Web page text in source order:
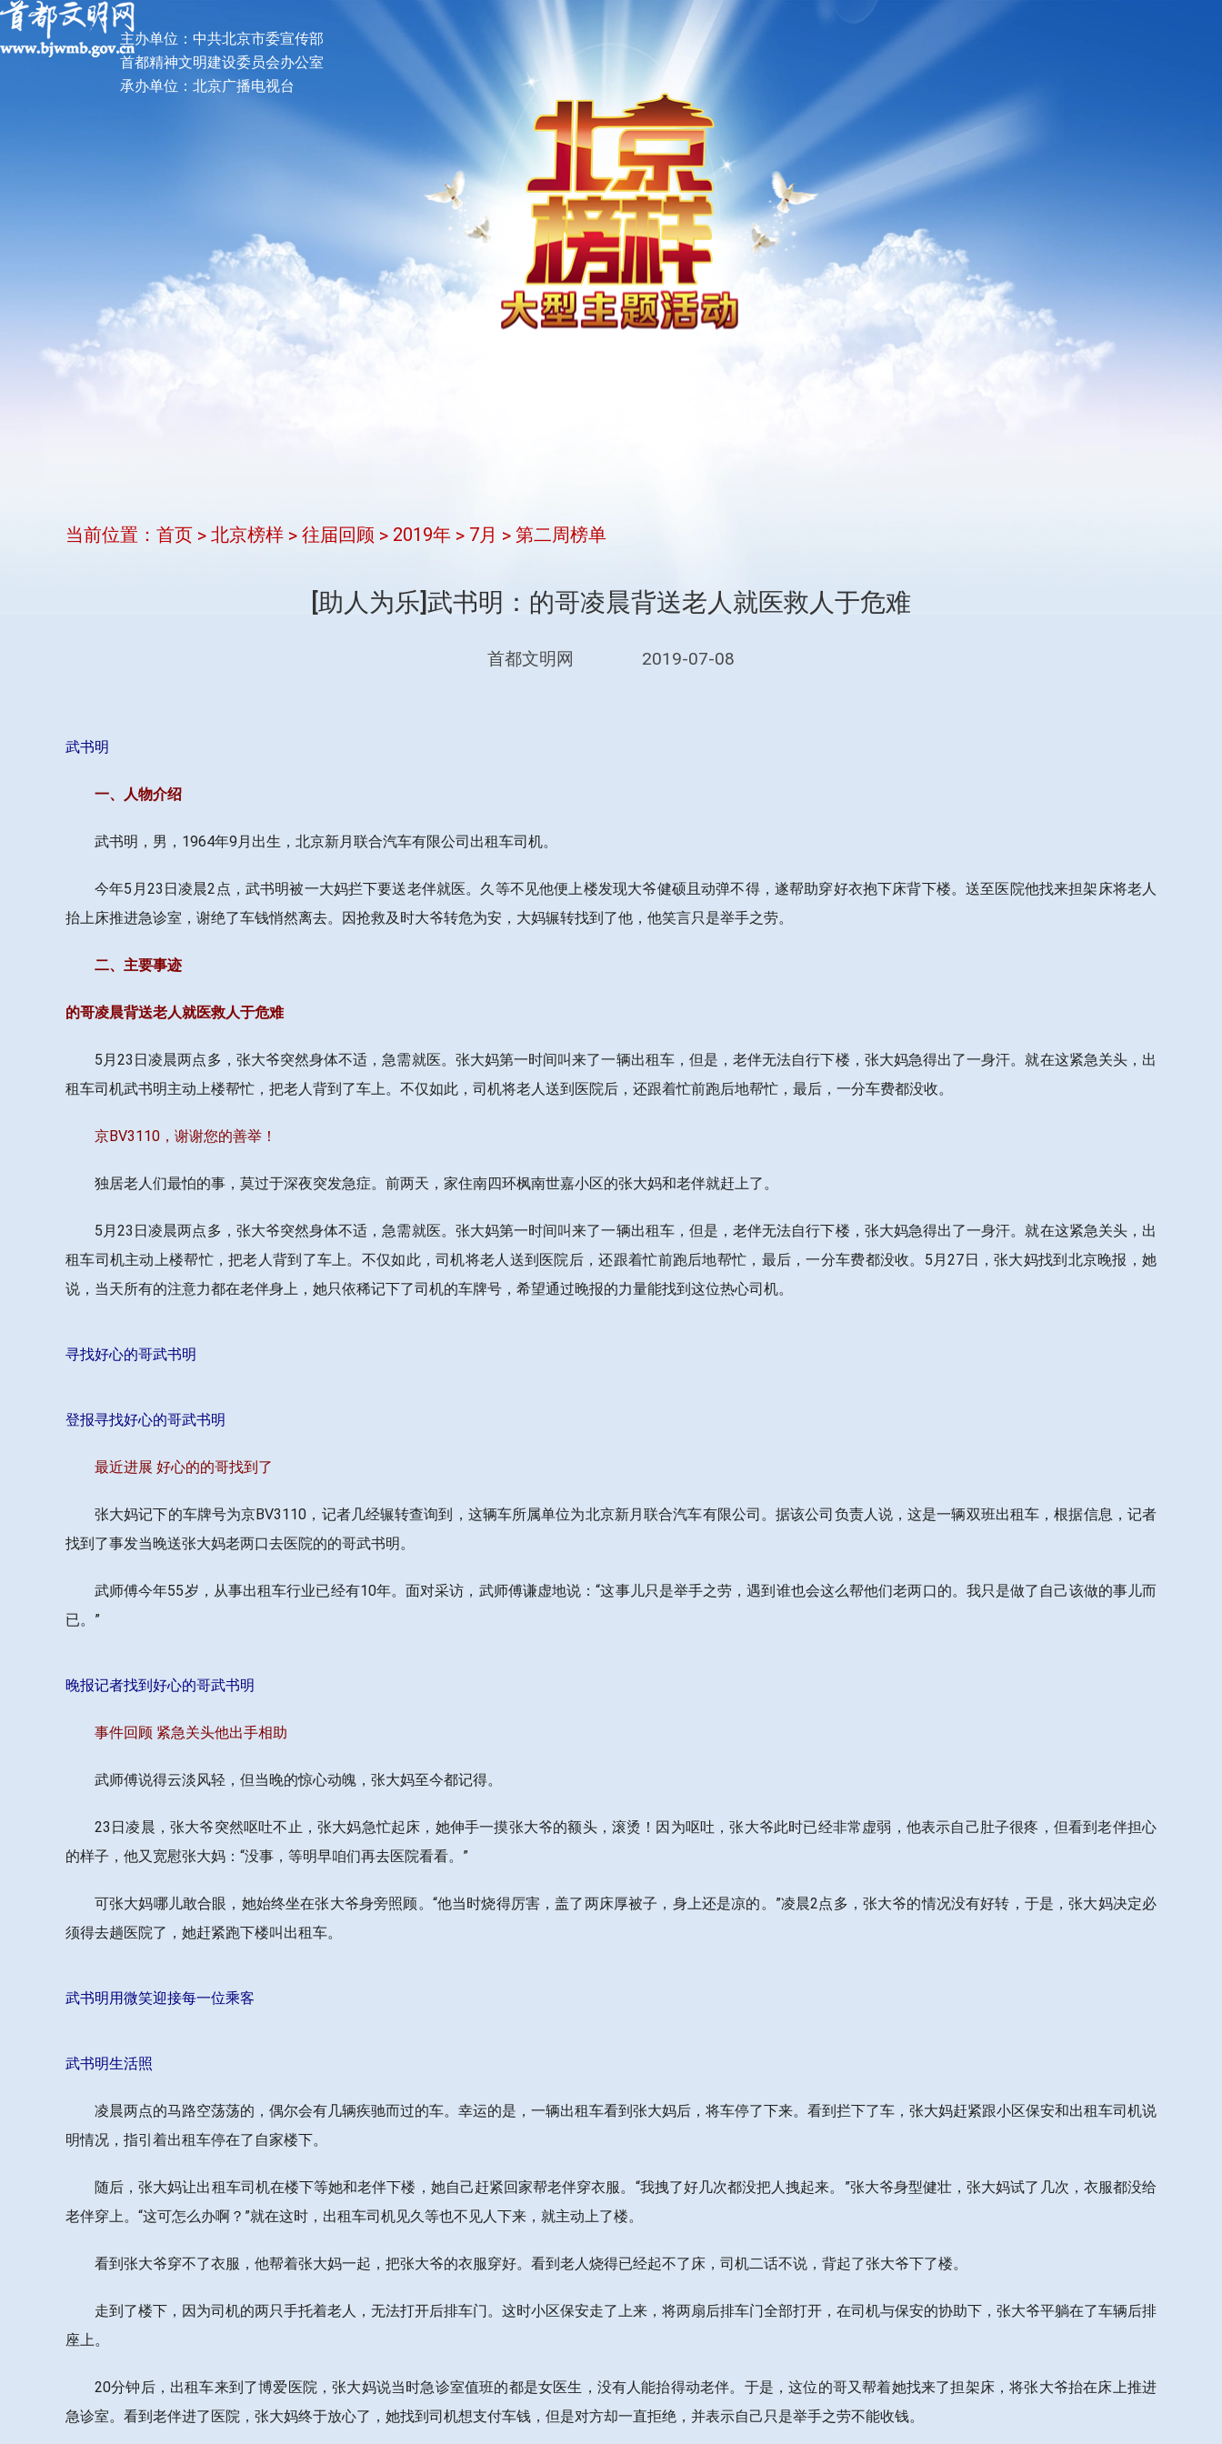
主办单位：中共北京市委宣传部
首都精神文明建设委员会办公室
承办单位：北京广播电视台
当前位置： 首页 > 北京榜样 > 往届回顾 > 2019年 > 7月 > 第二周榜单
[助人为乐]武书明：的哥凌晨背送老人就医救人于危难
首都文明网 2019-07-08
武书明
一、人物介绍
武书明，男，1964年9月出生，北京新月联合汽车有限公司出租车司机。
今年5月23日凌晨2点，武书明被一大妈拦下要送老伴就医。久等不见他便上楼发现大爷健硕且动弹不得，遂帮助穿好衣抱下床背下楼。送至医院他找来担架床将老人
抬上床推进急诊室，谢绝了车钱悄然离去。因抢救及时大爷转危为安，大妈辗转找到了他，他笑言只是举手之劳。
二、主要事迹
的哥凌晨背送老人就医救人于危难
5月23日凌晨两点多，张大爷突然身体不适，急需就医。张大妈第一时间叫来了一辆出租车，但是，老伴无法自行下楼，张大妈急得出了一身汗。就在这紧急关头，出
租车司机武书明主动上楼帮忙，把老人背到了车上。不仅如此，司机将老人送到医院后，还跟着忙前跑后地帮忙，最后，一分车费都没收。
京BV3110，谢谢您的善举！
独居老人们最怕的事，莫过于深夜突发急症。前两天，家住南四环枫南世嘉小区的张大妈和老伴就赶上了。
5月23日凌晨两点多，张大爷突然身体不适，急需就医。张大妈第一时间叫来了一辆出租车，但是，老伴无法自行下楼，张大妈急得出了一身汗。就在这紧急关头，出
租车司机主动上楼帮忙，把老人背到了车上。不仅如此，司机将老人送到医院后，还跟着忙前跑后地帮忙，最后，一分车费都没收。5月27日，张大妈找到北京晚报，她
说，当天所有的注意力都在老伴身上，她只依稀记下了司机的车牌号，希望通过晚报的力量能找到这位热心司机。
寻找好心的哥武书明
登报寻找好心的哥武书明
最近进展 好心的的哥找到了
张大妈记下的车牌号为京BV3110，记者几经辗转查询到，这辆车所属单位为北京新月联合汽车有限公司。据该公司负责人说，这是一辆双班出租车，根据信息，记者
找到了事发当晚送张大妈老两口去医院的的哥武书明。
武师傅今年55岁，从事出租车行业已经有10年。面对采访，武师傅谦虚地说：“这事儿只是举手之劳，遇到谁也会这么帮他们老两口的。我只是做了自己该做的事儿而
已。”
晚报记者找到好心的哥武书明
事件回顾 紧急关头他出手相助
武师傅说得云淡风轻，但当晚的惊心动魄，张大妈至今都记得。
23日凌晨，张大爷突然呕吐不止，张大妈急忙起床，她伸手一摸张大爷的额头，滚烫！因为呕吐，张大爷此时已经非常虚弱，他表示自己肚子很疼，但看到老伴担心
的样子，他又宽慰张大妈：“没事，等明早咱们再去医院看看。”
可张大妈哪儿敢合眼，她始终坐在张大爷身旁照顾。“他当时烧得厉害，盖了两床厚被子，身上还是凉的。”凌晨2点多，张大爷的情况没有好转，于是，张大妈决定必
须得去趟医院了，她赶紧跑下楼叫出租车。
武书明用微笑迎接每一位乘客
武书明生活照
凌晨两点的马路空荡荡的，偶尔会有几辆疾驰而过的车。幸运的是，一辆出租车看到张大妈后，将车停了下来。看到拦下了车，张大妈赶紧跟小区保安和出租车司机说
明情况，指引着出租车停在了自家楼下。
随后，张大妈让出租车司机在楼下等她和老伴下楼，她自己赶紧回家帮老伴穿衣服。“我拽了好几次都没把人拽起来。”张大爷身型健壮，张大妈试了几次，衣服都没给
老伴穿上。“这可怎么办啊？”就在这时，出租车司机见久等也不见人下来，就主动上了楼。
看到张大爷穿不了衣服，他帮着张大妈一起，把张大爷的衣服穿好。看到老人烧得已经起不了床，司机二话不说，背起了张大爷下了楼。
走到了楼下，因为司机的两只手托着老人，无法打开后排车门。这时小区保安走了上来，将两扇后排车门全部打开，在司机与保安的协助下，张大爷平躺在了车辆后排
座上。
20分钟后，出租车来到了博爱医院，张大妈说当时急诊室值班的都是女医生，没有人能抬得动老伴。于是，这位的哥又帮着她找来了担架床，将张大爷抬在床上推进
急诊室。看到老伴进了医院，张大妈终于放心了，她找到司机想支付车钱，但是对方却一直拒绝，并表示自己只是举手之劳不能收钱。